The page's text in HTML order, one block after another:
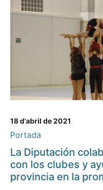
18 d'abril de 2021
Portada
La Diputación
con los clubes y
provincia en la